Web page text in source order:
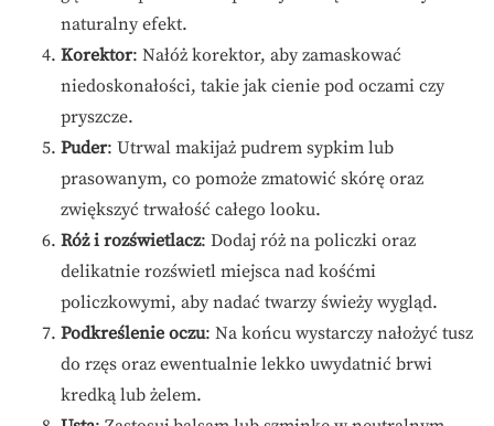
naturalny efekt.
Korektor: Nałóż korektor, aby zamaskować
niedoskonałości, takie jak cienie pod oczami czy
pryszcze.
Puder: Utrwal makijaż pudrem sypkim lub
prasowanym, co pomoże zmatowić skórę oraz
zwiększyć trwałość całego looku.
Róż i rozświetlacz: Dodaj róż na policzki oraz
delikatnie rozświetl miejsca nad kośćmi
policzkowymi, aby nadać twarzy świeży wygląd.
Podkreślenie oczu: Na końcu wystarczy nałożyć tusz
do rzęs oraz ewentualnie lekko uwydatnić brwi
kredką lub żelem.